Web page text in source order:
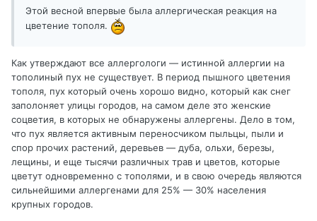
Этой весной впервые была аллергическая реакция на
цветение тополя.
Как утверждают все аллергологи — истинной аллергии на
тополиный пух не существует. В период пышного цветения
тополя, пух который очень хорошо видно, который как снег
заполоняет улицы городов, на самом деле это женские
соцветия, в которых не обнаружены аллергены. Дело в том,
что пух является активным переносчиком пыльцы, пыли и
спор прочих растений, деревьев — дуба, ольхи, березы,
лещины, и еще тысячи различных трав и цветов, которые
цветут одновременно с тополями, и в свою очередь являются
сильнейшими аллергенами для 25% — 30% населения
крупных городов.